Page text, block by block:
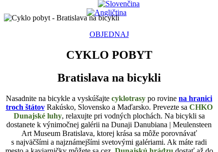
OBJEDNAJ
CYKLO POBYT
Bratislava na bicykli
Nasadnite na bicykle a vyskúšajte cyklotrasy po rovine na hranici
troch štátov Rakúsko, Slovensko a Maďarsko. Prevezte sa CHKO
Dunajské luhy, relaxujte pri vodných plochách. Na bicykli sa
dostanete k výnimočnej galérii na Dunaji Danubiana | Meulensteen
Art Museum Bratislava, ktorej krása sa môže porovnávať
s najväčšími a najznámejšími svetovými galériami. Ak máte radi